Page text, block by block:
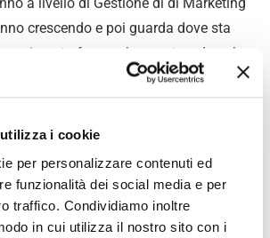
i cookie
per personalizzare contenuti ed
funzionalità dei social media e per
traffico. Condividiamo inoltre
in cui utilizza il nostro sito con i
crescendo e poi guarda dove sta
rimasto fermo al passato e da solo
non sono solo nella mia testa.
per rimanere aggiornato anche
e trovare idee, spunti e soluzioni per
i tempi.